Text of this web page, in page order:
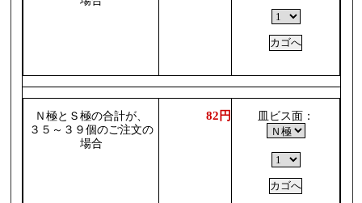
Ｎ極とＳ極の合計が、
３５～３９個のご注文の
場合
82円 皿ビス面：